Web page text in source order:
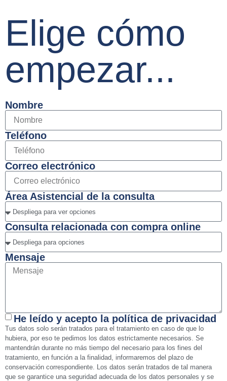
Elige cómo
empezar...
Nombre
Teléfono
Correo electrónico
Área Asistencial de la consulta
Consulta relacionada con compra online
Mensaje
He leído y acepto la política de privacidad
Tus datos solo serán tratados para el tratamiento en caso de que lo
hubiera, por eso te pedimos los datos estrictamente necesarios. Se
mantendrán durante no más tiempo del necesario para los fines del
tratamiento, en función a la finalidad, informaremos del plazo de
conservación correspondiente. Los datos serán tratados de tal manera
que se garantice una seguridad adecuada de los datos personales y se